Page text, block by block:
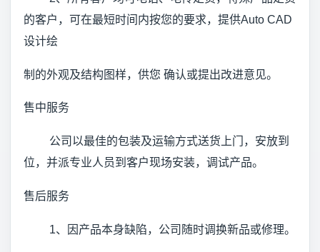
的客户，可在最短时间内按您的要求，提供Auto CAD
设计绘
制的外观及结构图样，供您 确认或提出改进意见。
售中服务
公司以最佳的包装及运输方式送货上门，安放到
位，并派专业人员到客户现场安装，调试产品。
售后服务
1、因产品本身缺陷，公司随时调换新品或修理。